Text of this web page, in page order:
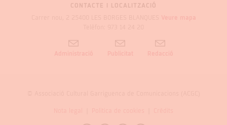
CONTACTE I LOCALITZACIÓ